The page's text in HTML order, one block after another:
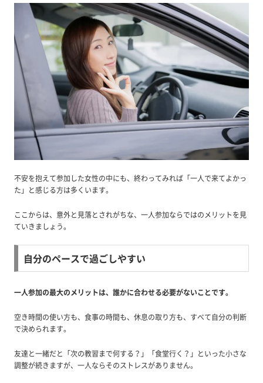
不安を抱えて参加した女性の中にも、終わってみれば「一人で来てよかっ
た」と感じる方は多くいます。
ここからは、意外と見落とされがちな、一人参加ならではのメリットを見
ていきましょう。
自分のペースで過ごしやすい
一人参加の最大のメリットは、誰かに合わせる必要がないことです。
空き時間の使い方も、食事の時間も、休息の取り方も、すべて自分の判断
で決められます。
友達と一緒だと「次の教習まで何する？」「食堂行く？」といった小さな
調整が続きますが、一人ならそのストレスがありません。